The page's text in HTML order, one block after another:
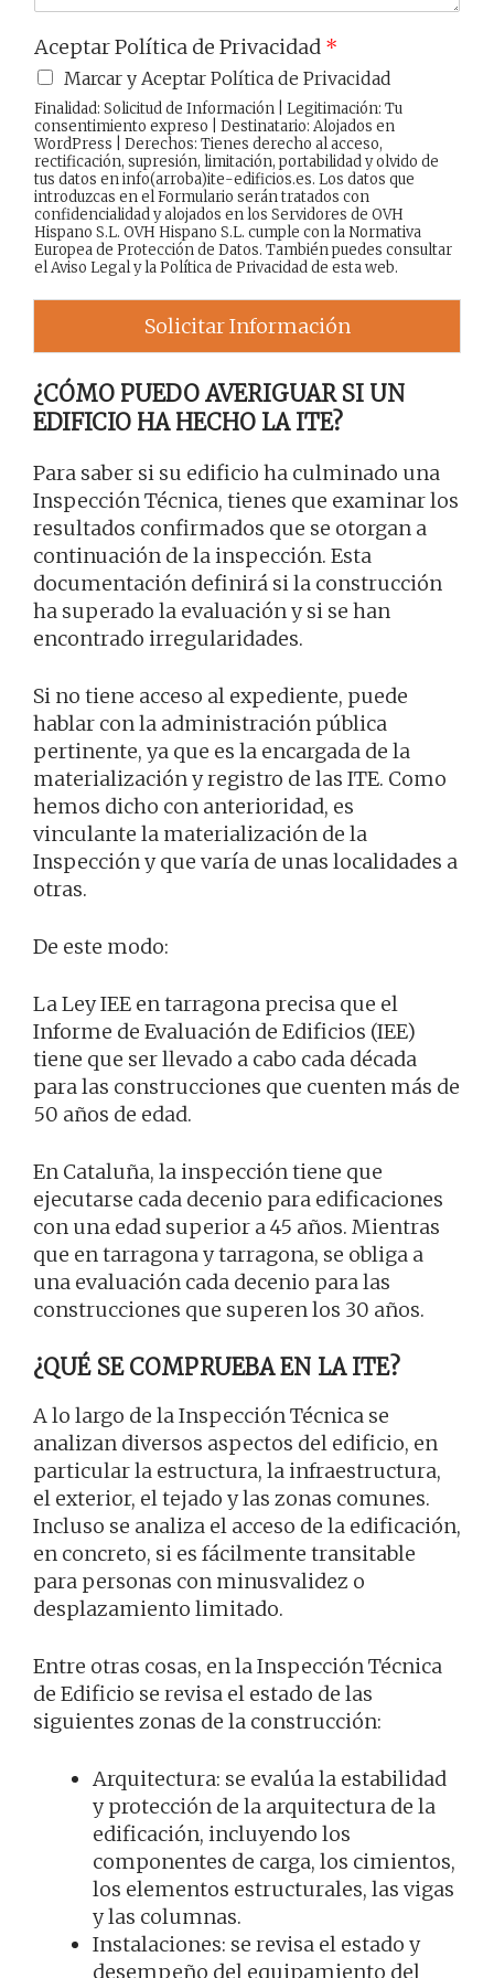
Aceptar Política de Privacidad *
Marcar y Aceptar Política de Privacidad
Finalidad: Solicitud de Información | Legitimación: Tu
consentimiento expreso | Destinatario: Alojados en
WordPress | Derechos: Tienes derecho al acceso,
rectificación, supresión, limitación, portabilidad y olvido de
tus datos en info(arroba)ite-edificios.es. Los datos que
introduzcas en el Formulario serán tratados con
confidencialidad y alojados en los Servidores de OVH
Hispano S.L. OVH Hispano S.L. cumple con la Normativa
Europea de Protección de Datos. También puedes consultar
elAviso Legaly laPolítica de Privacidadde esta web.
Solicitar Información
¿CÓMO PUEDO AVERIGUAR SI UN
EDIFICIO HA HECHO LA ITE?
Para saber si su edificio ha culminado una
Inspección Técnica, tienes que examinar los
resultados confirmados que se otorgan a
continuación de la inspección. Esta
documentación definirá si la construcción
ha superado la evaluación y si se han
encontrado irregularidades.
Si no tiene acceso al expediente, puede
hablar con la administración pública
pertinente, ya que es la encargada de la
materialización y registro de las ITE. Como
hemos dicho con anterioridad, es
vinculante la materialización de la
Inspección y que varía de unas localidades a
otras.
De este modo:
La Ley IEE en tarragona precisa que el
Informe de Evaluación de Edificios (IEE)
tiene que ser llevado a cabo cada década
para las construcciones que cuenten más de
50 años de edad.
En Cataluña, la inspección tiene que
ejecutarse cada decenio para edificaciones
con una edad superior a 45 años. Mientras
que en tarragona y tarragona, se obliga a
una evaluación cada decenio para las
construcciones que superen los 30 años.
¿QUÉ SE COMPRUEBA EN LA ITE?
A lo largo de la Inspección Técnica se
analizan diversos aspectos del edificio, en
particular la estructura, la infraestructura,
el exterior, el tejado y las zonas comunes.
Incluso se analiza el acceso de la edificación,
en concreto, si es fácilmente transitable
para personas con minusvalidez o
desplazamiento limitado.
Entre otras cosas, en la Inspección Técnica
de Edificio se revisa el estado de las
siguientes zonas de la construcción:
Arquitectura: se evalúa la estabilidad
y protección de la arquitectura de la
edificación, incluyendo los
componentes de carga, los cimientos,
los elementos estructurales, las vigas
y las columnas.
Instalaciones: se revisa el estado y
desempeño del equipamiento del